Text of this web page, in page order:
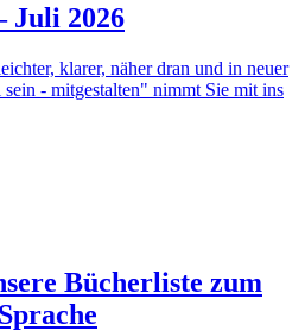
Juli 2026
klarer, näher dran und in neuer
- mitgestalten" nimmt Sie mit ins
Bücherliste zum